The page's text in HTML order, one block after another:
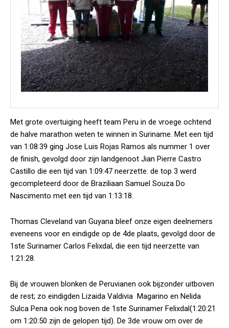
Met grote overtuiging heeft team Peru in de vroege ochtend
de halve marathon weten te winnen in Suriname. Met een tijd
van 1:08:39 ging Jose Luis Rojas Ramos als nummer 1 over
de finish, gevolgd door zijn landgenoot Jian Pierre Castro
Castillo die een tijd van 1:09:47 neerzette. de top 3 werd
gecompleteerd door de Braziliaan Samuel Souza Do
Nascimento met een tijd van 1:13:18.
Thomas Cleveland van Guyana bleef onze eigen deelnemers
eveneens voor en eindigde op de 4de plaats, gevolgd door de
1ste Surinamer Carlos Felixdal, die een tijd neerzette van
1:21:28.
Bij de vrouwen blonken de Peruvianen ook bijzonder uitboven
de rest; zo eindigden Lizaida Valdivia Magarino en Nelida
Sulca Pena ook nog boven de 1ste Surinamer Felixdal(1:20:21
om 1:20:50 zijn de gelopen tijd). De 3de vrouw om over de